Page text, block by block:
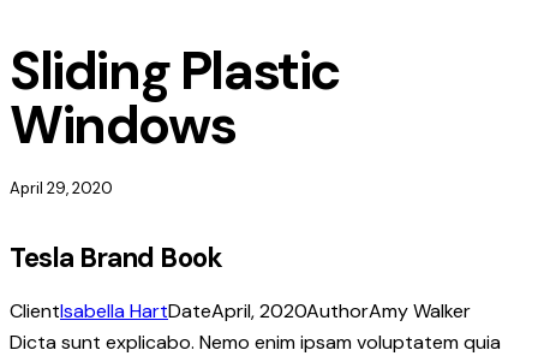
Sliding Plastic
Windows
April 29, 2020
Tesla Brand Book
ClientIsabella HartDateApril, 2020AuthorAmy Walker
Dicta sunt explicabo. Nemo enim ipsam voluptatem quia